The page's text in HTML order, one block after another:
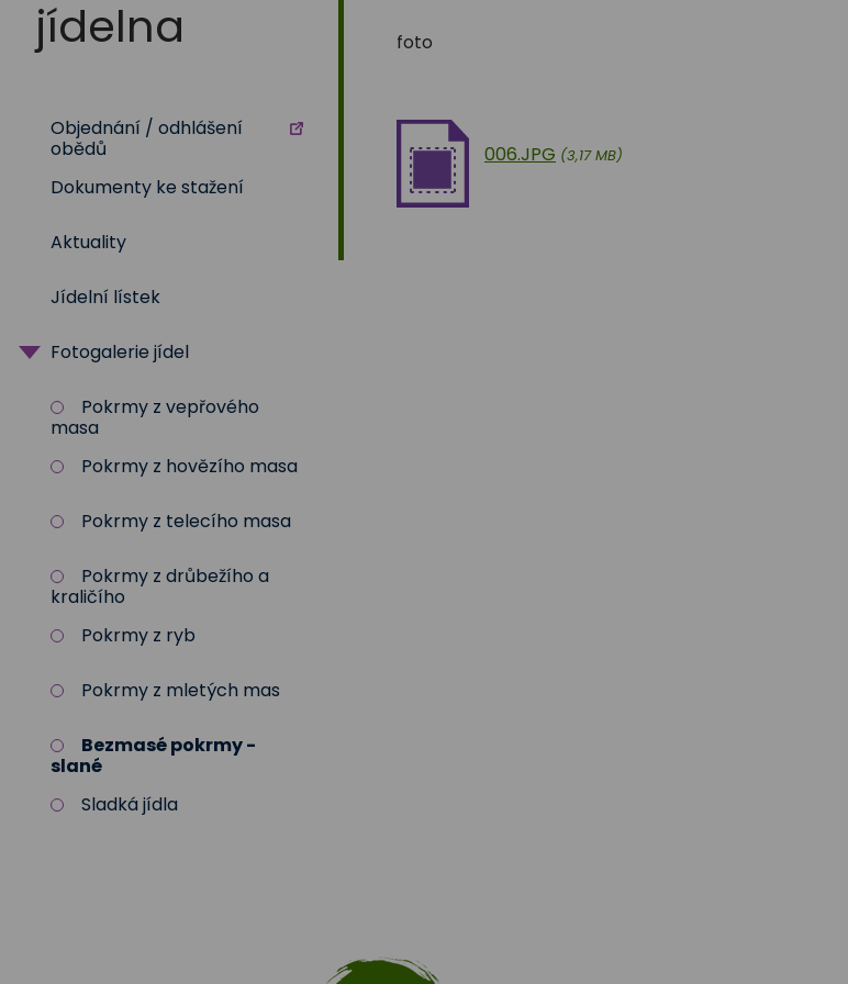
Na
375
foto
006.JPG (3,17 MB)
jídelna
Objednání / odhlášení
obědů
Dokumenty ke stažení
Aktuality
Jídelní lístek
Fotogalerie jídel
Pokrmy z vepřového
masa
Pokrmy z hovězího masa
Pokrmy z telecího masa
Pokrmy z drůbežího a
kraličího
Pokrmy z ryb
Pokrmy z mletých mas
Bezmasé pokrmy -
slané
Sladká jídla